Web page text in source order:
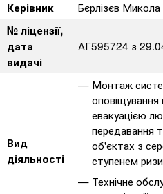
Керівник
Бєрлізєв
№ ліцензії,
дата
видачі
АГ595724 з
Вид
діяльності
Монтаж
оповіщування
евакуацією
передавання
об'єктах з
ступенем
Технічне